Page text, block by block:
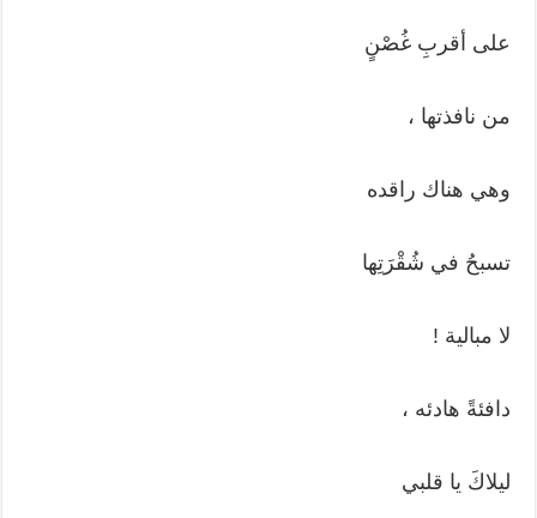
على أقربِ غُصْنٍ
من نافذتها ،
وهي هناك راقده
تسبحُ في شُقْرَتِها
لا مبالية !
دافئةً هادئه ،
ليلاكَ يا قلبي